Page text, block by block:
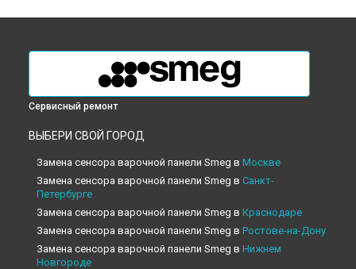
Сервисный ремонт
ВЫБЕРИ СВОЙ ГОРОД
Замена сенсора варочной панели Smeg в Москве
Замена сенсора варочной панели Smeg в Санкт-
Петербурге
Замена сенсора варочной панели Smeg в Краснодаре
Замена сенсора варочной панели Smeg в Ростове-на-Дону
Замена сенсора варочной панели Smeg в Нижнем
Новгороде